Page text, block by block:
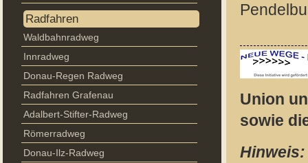
Radfahren
Waldbahnradweg
Innradweg
Donau-Regen Radweg
Radfahren Grafenau
Adalbert-Stifter-Radweg
Römerradweg
Donau-Ilz-Radweg
Union
sowie